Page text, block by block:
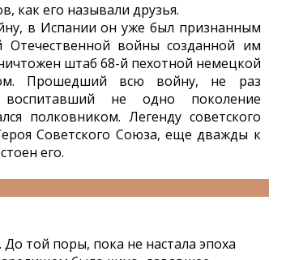
как его называли друзья.
в Испании он уже был признанным
войны созданной им
штаб 68-й пехотной немецкой
Прошедший всю войну, не раз
не одно поколение
полковником. Легенду советского
Советского Союза, еще дважды к
его.
той поры, пока не настала эпоха